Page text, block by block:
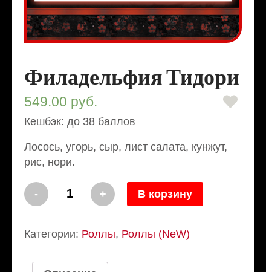
Филадельфия Тидори
549.00 руб.
Кешбэк: до 38 баллов
Лосось, угорь, сыр, лист салата, кунжут,
рис, нори.
Количество
Филадельфия
- + В корзину
Категории: Роллы, Роллы (NeW)